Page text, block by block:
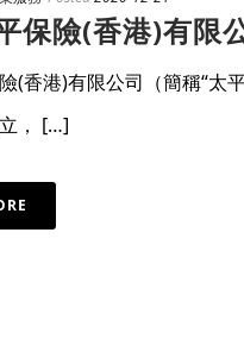
保險(香港)有限
(香港)有限公司（簡稱“太
， […]